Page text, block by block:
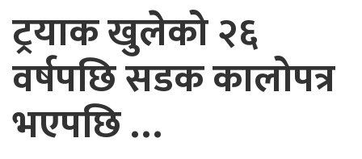
ट्रयाक खुलेको २६
वर्षपछि सडक कालोपत्र
भएपछि …